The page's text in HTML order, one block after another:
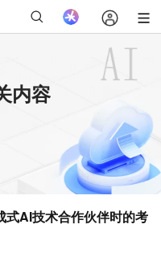
内容
式AI技术合作伙伴时的考